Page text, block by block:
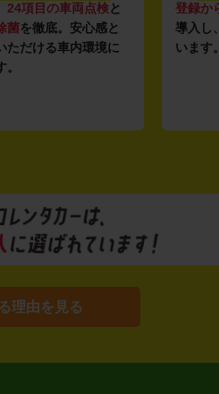
24項目の車両点検と
菌を徹底。安心感と
ただける車内環境に
登録か
導入し
います
理由を見る